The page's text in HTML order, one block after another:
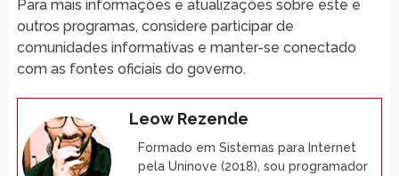
Para mais informações e atualizações sobre este e
outros programas, considere participar de
comunidades informativas e manter-se conectado
com as fontes oficiais do governo.
Leow Rezende
Formado em Sistemas para Internet
pela Uninove (2018), sou programador